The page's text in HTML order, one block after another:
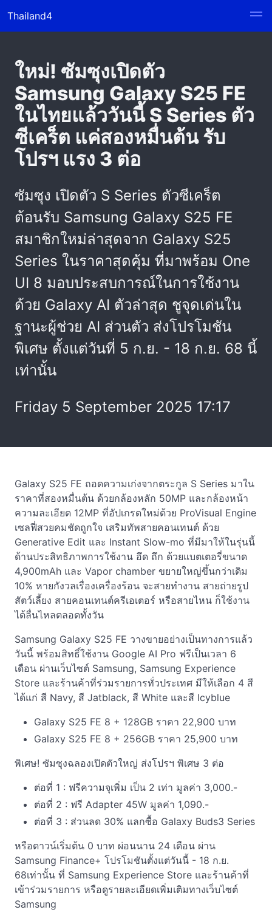
Thailand4
ใหม่! ซัมซุงเปิดตัว
Samsung Galaxy S25 FE
ในไทยแล้ววันนี้ S Series ตัว
ซีเคร็ต แค่สองหมื่นต้น รับ
โปรฯ แรง 3 ต่อ
ซัมซุง เปิดตัว S Series ตัวซีเคร็ต
ต้อนรับ Samsung Galaxy S25 FE
สมาชิกใหม่ล่าสุดจาก Galaxy S25
Series ในราคาสุดคุ้ม ที่มาพร้อม One
UI 8 มอบประสบการณ์ในการใช้งาน
ด้วย Galaxy AI ตัวล่าสุด ชูจุดเด่นใน
ฐานะผู้ช่วย AI ส่วนตัว ส่งโปรโมชัน
พิเศษ ตั้งแต่วันที่ 5 ก.ย. - 18 ก.ย. 68 นี้
เท่านั้น
Friday 5 September 2025 17:17
Galaxy S25 FE ถอดความเก่งจากตระกูล S Series มาใน
ราคาที่สองหมื่นต้น ด้วยกล้องหลัก 50MP และกล้องหน้า
ความละเอียด 12MP ที่อัปเกรดใหม่ด้วย ProVisual Engine
เซลฟี่สวยคมชัดถูกใจ เสริมทัพสายคอนเทนต์ ด้วย
Generative Edit และ Instant Slow-mo ที่มีมาให้ในรุ่นนี้
ด้านประสิทธิภาพการใช้งาน อึด ถึก ด้วยแบตเตอรี่ขนาด
4,900mAh และ Vapor chamber ขยายใหญ่ขึ้นกว่าเดิม
10% หายกังวลเรื่องเครื่องร้อน จะสายทำงาน สายถ่ายรูป
สัตว์เลี้ยง สายคอนเทนต์ครีเอเตอร์ หรือสายไหน ก็ใช้งาน
ได้ลื่นไหลตลอดทั้งวัน
Samsung Galaxy S25 FE วางขายอย่างเป็นทางการแล้ว
วันนี้ พร้อมสิทธิ์ใช้งาน Google AI Pro ฟรีเป็นเวลา 6
เดือน ผ่านเว็บไซต์ Samsung, Samsung Experience
Store และร้านค้าที่ร่วมรายการทั่วประเทศ มีให้เลือก 4 สี
ได้แก่ สี Navy, สี Jatblack, สี White และสี Icyblue
Galaxy S25 FE 8 + 128GB ราคา 22,900 บาท
Galaxy S25 FE 8 + 256GB ราคา 25,900 บาท
พิเศษ! ซัมซุงฉลองเปิดตัวใหญ่ ส่งโปรฯ พิเศษ 3 ต่อ
ต่อที่ 1 : ฟรีความจุเพิ่ม เป็น 2 เท่า มูลค่า 3,000.-
ต่อที่ 2 : ฟรี Adapter 45W มูลค่า 1,090.-
ต่อที่ 3 : ส่วนลด 30% แลกซื้อ Galaxy Buds3 Series
หรือดาวน์เริ่มต้น 0 บาท ผ่อนนาน 24 เดือน ผ่าน
Samsung Finance+ โปรโมชันตั้งแต่วันนี้ - 18 ก.ย.
68เท่านั้น ที่ Samsung Experience Store และร้านค้าที่
เข้าร่วมรายการ หรือดูรายละเอียดเพิ่มเติมทางเว็บไซต์
Samsung